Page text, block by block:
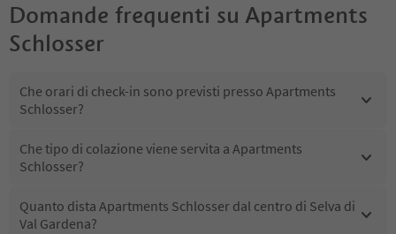
Domande frequenti su Apartments
Schlosser
Che orari di check-in sono previsti presso Apartments
Schlosser?
Che tipo di colazione viene servita a Apartments
Schlosser?
Quanto dista Apartments Schlosser dal centro di Selva di
Val Gardena?